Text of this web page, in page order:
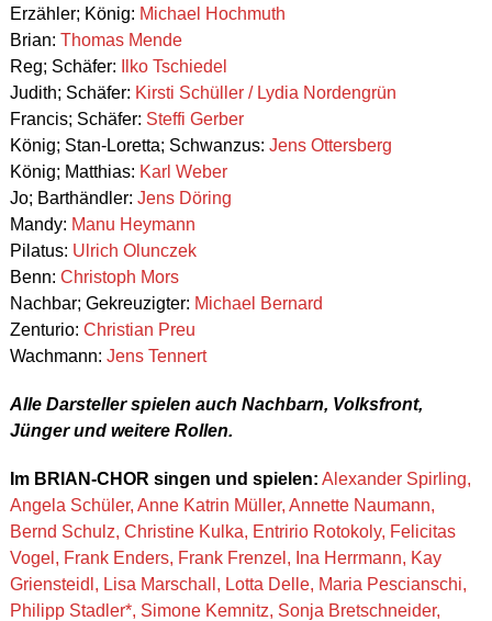
Erzähler; König: Michael Hochmuth
Brian: Thomas Mende
Reg; Schäfer:
Ilko Tschiedel
Judith; Schäfer: Kirsti Schüller / Lydia Nordengrün
Francis; Schäfer: Steffi Gerber
König; Stan-Loretta; Schwanzus: Jens Ottersberg
König; Matthias: Karl Weber
Jo; Barthändler: Jens Döring
Mandy: Manu Heymann
Pilatus: Ulrich Olunczek
Benn: Christoph Mors
Nachbar; Gekreuzigter: Michael Bernard
Zenturio: Christian Preu
Wachmann: Jens Tennert
Alle Darsteller spielen auch Nachbarn, Volksfront,
Jünger und weitere Rollen.
Im BRIAN-CHOR singen und spielen: Alexander Spirling,
Angela Schüler, Anne Katrin Müller, Annette Naumann,
Bernd Schulz, Christine Kulka, Entririo Rotokoly, Felicitas
Vogel, Frank Enders, Frank Frenzel, Ina Herrmann, Kay
Griensteidl, Lisa Marschall, Lotta Delle, Maria Pescianschi,
Philipp Stadler*, Simone Kemnitz, Sonja Bretschneider,